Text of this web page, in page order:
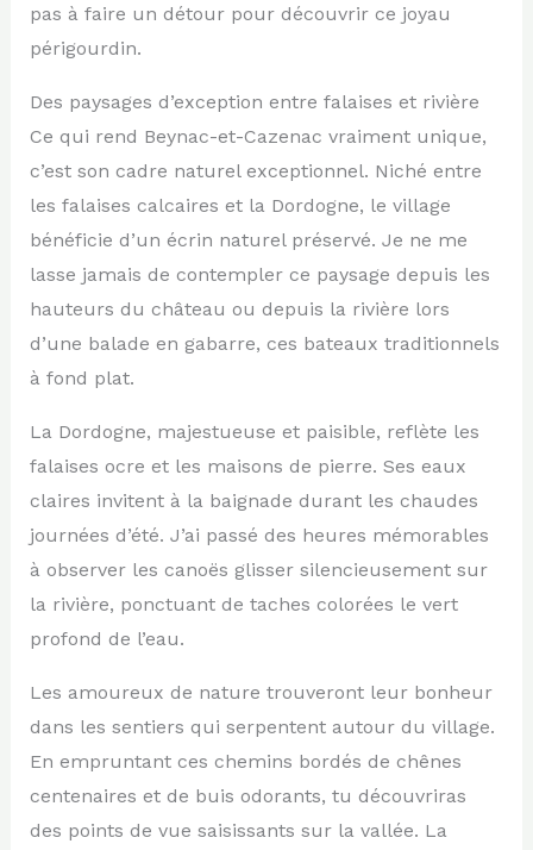
pas à faire un détour pour découvrir ce joyau
périgourdin.
Des paysages d’exception entre falaises et rivière
Ce qui rend Beynac-et-Cazenac vraiment unique,
c’est son cadre naturel exceptionnel. Niché entre
les falaises calcaires et la Dordogne, le village
bénéficie d’un écrin naturel préservé. Je ne me
lasse jamais de contempler ce paysage depuis les
hauteurs du château ou depuis la rivière lors
d’une balade en gabarre, ces bateaux traditionnels
à fond plat.
La Dordogne, majestueuse et paisible, reflète les
falaises ocre et les maisons de pierre. Ses eaux
claires invitent à la baignade durant les chaudes
journées d’été. J’ai passé des heures mémorables
à observer les canoës glisser silencieusement sur
la rivière, ponctuant de taches colorées le vert
profond de l’eau.
Les amoureux de nature trouveront leur bonheur
dans les sentiers qui serpentent autour du village.
En empruntant ces chemins bordés de chênes
centenaires et de buis odorants, tu découvriras
des points de vue saisissants sur la vallée. La